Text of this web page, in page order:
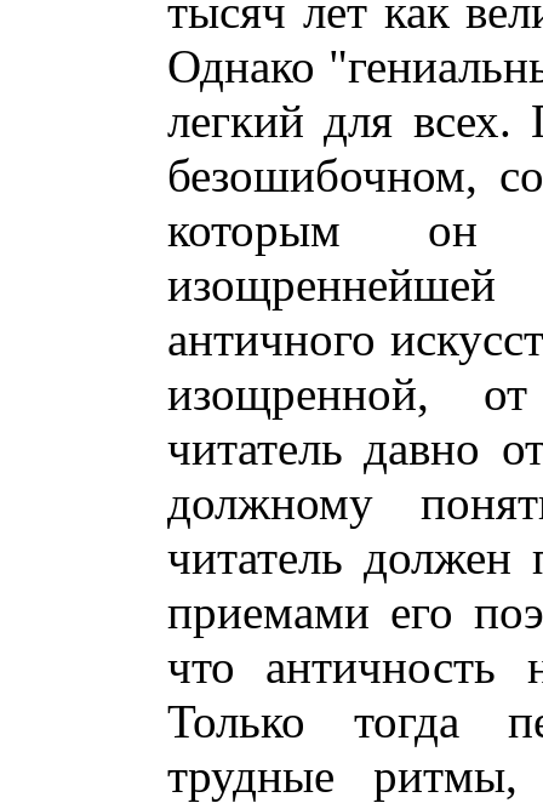
тысяч лет как
Однако
легкий для всех.
безошибочном,
которым он
изощреннейшей
античного
изощренной,
читатель давно
должному
читатель должен
приемами его
что античность
Только тогда
трудные ритмы,